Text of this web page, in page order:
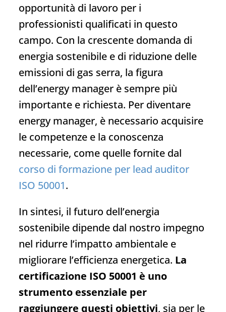
opportunità di lavoro per i
professionisti qualificati in questo
campo. Con la crescente domanda di
energia sostenibile e di riduzione delle
emissioni di gas serra, la figura
dell’energy manager è sempre più
importante e richiesta. Per diventare
energy manager, è necessario acquisire
le competenze e la conoscenza
necessarie, come quelle fornite dal
corso di formazione per lead auditor
ISO 50001.
In sintesi, il futuro dell’energia
sostenibile dipende dal nostro impegno
nel ridurre l’impatto ambientale e
migliorare l’efficienza energetica. La
certificazione ISO 50001 è uno
strumento essenziale per
raggiungere questi obiettivi, sia per le